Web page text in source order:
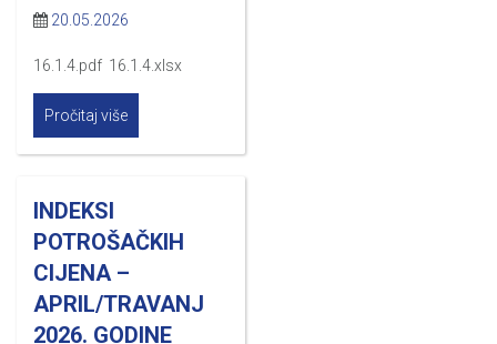
20.05.2026
16.1.4.pdf 16.1.4.xlsx
Pročitaj više
INDEKSI
POTROŠAČKIH
CIJENA –
APRIL/TRAVANJ
2026. GODINE